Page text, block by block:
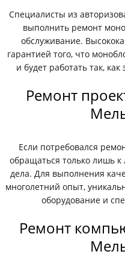
Специалисты из
выполнить ремонт
обслуживание.
гарантией того, что
и будет работать так,
Ремонт
Если потребовался
обращаться только лишь
дела. Для выполнения
многолетний опыт,
оборудование и
Ремонт